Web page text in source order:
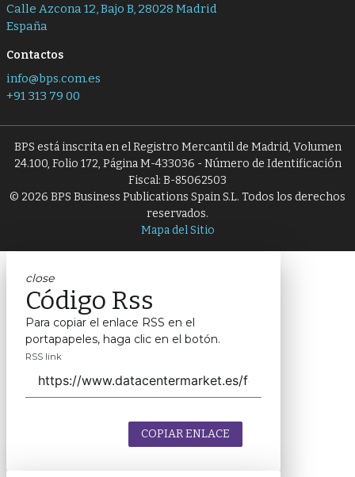
Calle Azcona 12, Bajo B, 28028 Madrid
España
Contactos
info@bps.com.es
+91 313 79 00
BPS está inscrita en el Registro Mercantil de Madrid, Volumen
24.100, Folio 172, Página M-433036 - Número de Identificación
Fiscal: B-85062503
© 2026 BPS Business Publications Spain S.L. Todos los derechos
reservados.
Mapa del Sitio
close
Código Rss
Para copiar el enlace RSS en el
portapapeles, haga clic en el botón.
RSS link
COPIAR ENLACE